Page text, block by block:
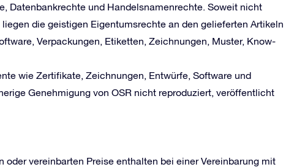
Datenbankrechte und Handelsnamenrechte. Soweit nicht
die geistigen Eigentumsrechte an den gelieferten Artikeln
Verpackungen, Etiketten, Zeichnungen, Muster, Know-
wie Zertifikate, Zeichnungen, Entwürfe, Software und
Genehmigung von OSR nicht reproduziert, veröffentlicht
oder vereinbarten Preise enthalten bei einer Vereinbarung mit